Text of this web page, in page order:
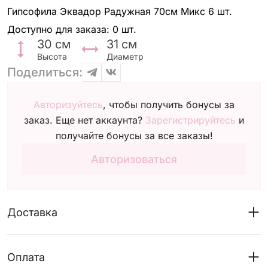
Гипсофила Эквадор Радужная 70см Микс 6 шт.
Доступно для заказа: 0 шт.
30 см
Высота
31 см
Диаметр
Поделиться:
Авторизуйтесь, чтобы получить бонусы за
заказ. Еще нет аккаунта? Зарегистрируйтесь и
получайте бонусы за все заказы!
Авторизоваться
Доставка
Оплата